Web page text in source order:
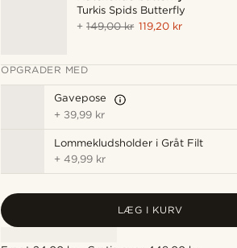
Turkis Spids Butterfly
+149,00 kr 119,20 kr
OPGRADER MED
Gavepose
+ 39,99 kr
Lommekludsholder i Gråt Filt
+49,99 kr
LÆG I KURV